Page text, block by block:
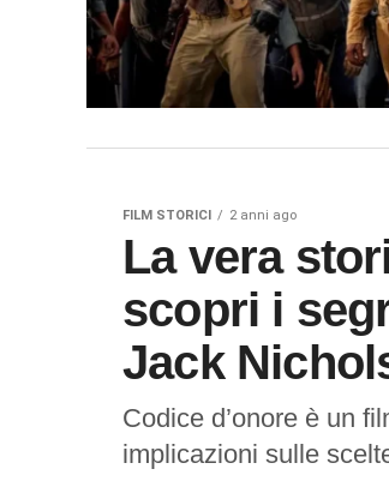
FILM STORICI 2 anni ago
La vera storia dietro Codice d’onore:
scopri i
Jack
Codice d’onore è un
implicazioni sulle